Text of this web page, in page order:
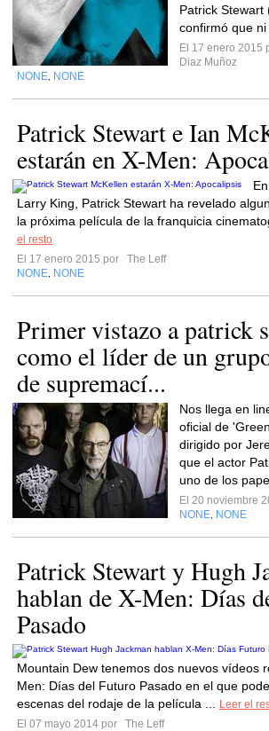
Patrick Stewart
confirmó que ni
El 17 enero 2015
Diaz Muñoz
NONE NONE
Patrick Stewart e Ian
estarán en X-Men:
Larry King, Patrick Stewart ha revelado
la próxima película de la franquicia
el resto
El 17 enero 2015 por
The Leff
NONE NONE
Primer vistazo a patrick
como el líder de un
de supremací...
Nos llega en
oficial de
dirigido por
que el actor
uno de los
El 20 noviembre
NONE NONE
Patrick Stewart y Hugh
hablan de X-Men: Días
Pasado
Mountain Dew tenemos dos nuevos vídeos
Men: Días del Futuro Pasado en el que
escenas del rodaje de la película ...
Leer el
El 07 mayo 2014 por
The Leff